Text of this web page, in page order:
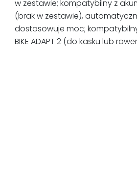
w zestawie; kompatybilny z
(brak w zestawie),
dostosowuje moc; kompatybilny
BIKE ADAPT 2 (do kasku lub